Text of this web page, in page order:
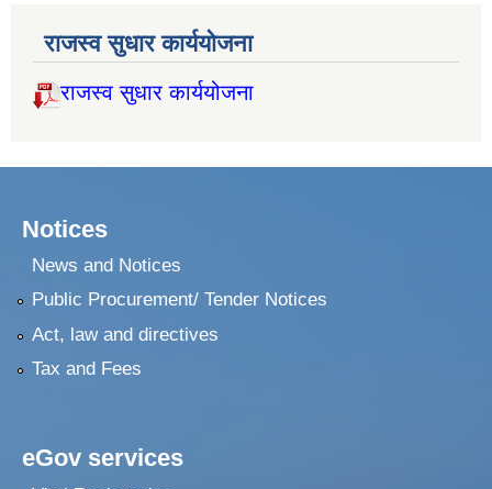
राजस्व सुधार कार्ययोजना
राजस्व सुधार कार्ययोजना
Notices
News and Notices
Public Procurement/ Tender Notices
Act, law and directives
Tax and Fees
eGov services